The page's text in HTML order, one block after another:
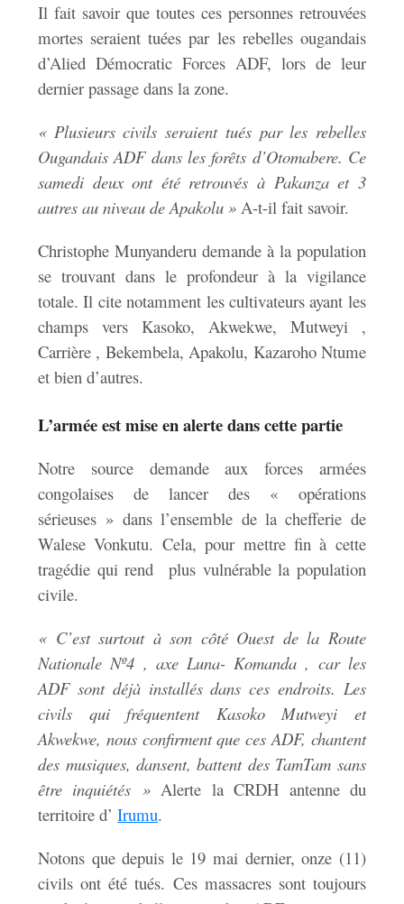
Il fait savoir que toutes ces personnes retrouvées
mortes seraient tuées par les rebelles ougandais
d’Alied Démocratic Forces ADF, lors de leur
dernier passage dans la zone.
« Plusieurs civils seraient tués par les rebelles
Ougandais ADF dans les forêts d’Otomabere. Ce
samedi deux ont été retrouvés à Pakanza et 3
autres au niveau de Apakolu » A-t-il fait savoir.
Christophe Munyanderu demande à la population
se trouvant dans le profondeur à la vigilance
totale. Il cite notamment les cultivateurs ayant les
champs vers Kasoko, Akwekwe, Mutweyi ,
Carrière , Bekembela, Apakolu, Kazaroho Ntume
et bien d’autres.
L’armée est mise en alerte dans cette partie
Notre source demande aux forces armées
congolaises de lancer des « opérations
sérieuses » dans l’ensemble de la chefferie de
Walese Vonkutu. Cela, pour mettre fin à cette
tragédie qui rend plus vulnérable la population
civile.
« C’est surtout à son côté Ouest de la Route
Nationale Nº4 , axe Luna- Komanda , car les
ADF sont déjà installés dans ces endroits. Les
civils qui fréquentent Kasoko Mutweyi et
Akwekwe, nous confirment que ces ADF, chantent
des musiques, dansent, battent des TamTam sans
être inquiétés »Alerte la CRDH antenne du
territoire d’Irumu.
Notons que depuis le 19 mai dernier, onze (11)
civils ont été tués. Ces massacres sont toujours